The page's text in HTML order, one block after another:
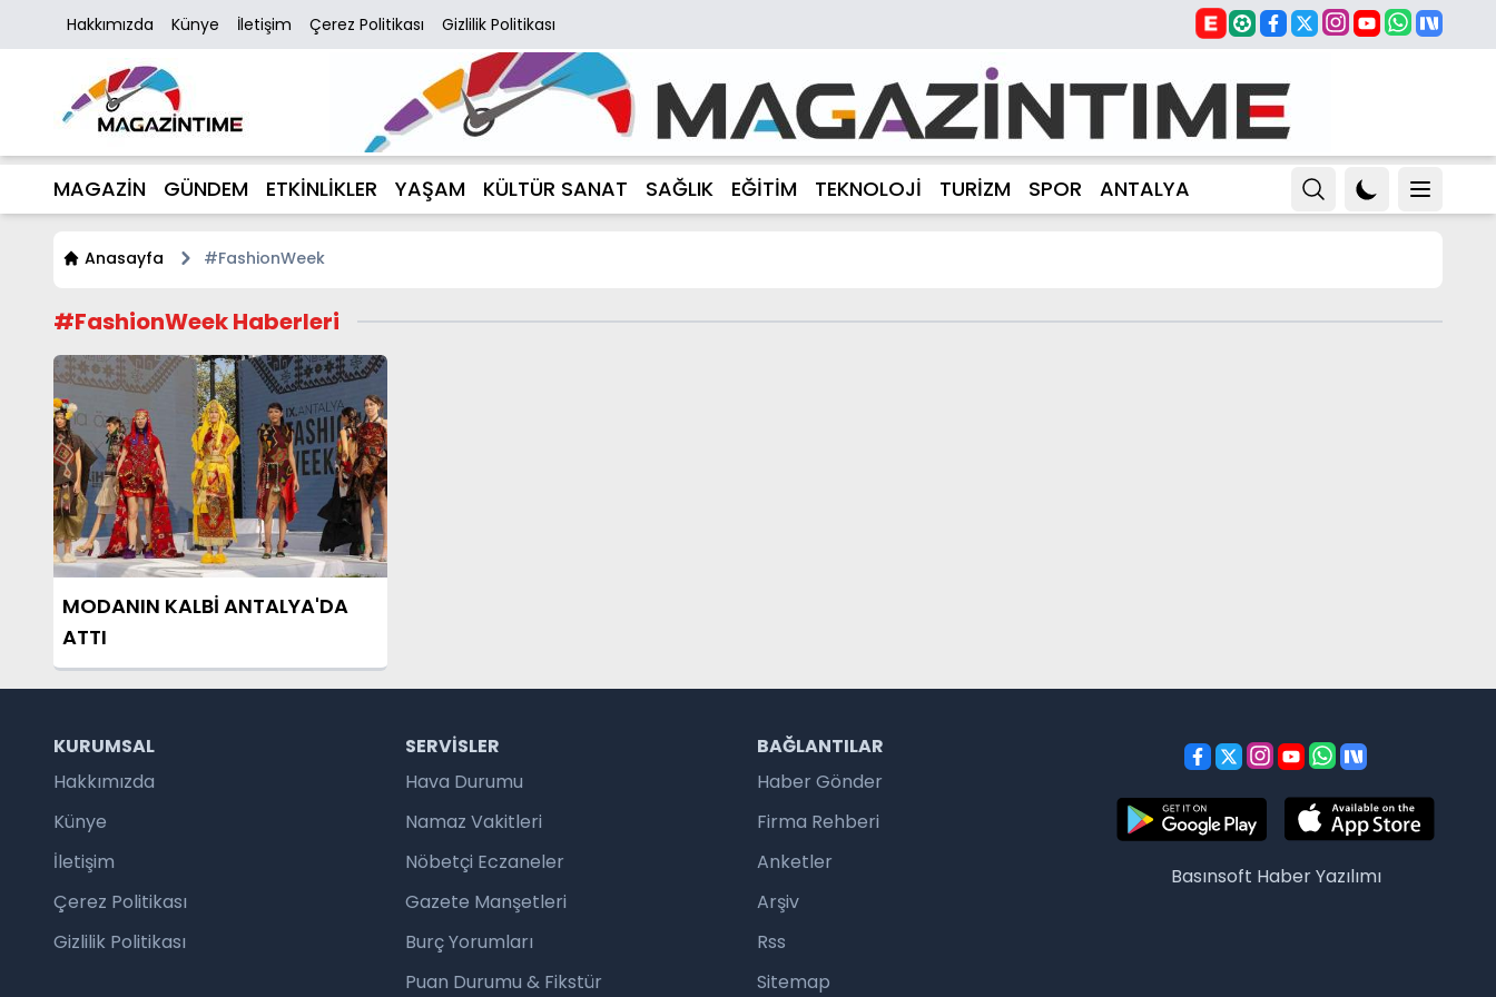
Hakkımızda Künye İletişim Çerez Politikası Gizlilik Politikası
MAGAZİN GÜNDEM ETKİNLİKLER YAŞAM KÜLTÜR SANAT SAĞLIK EĞİTİM TEKNOLOJİ TURİZM SPOR ANTALYA
Anasayfa #FashionWeek
#FashionWeek Haberleri
MODANIN KALBİ ANTALYA'DA
ATTI
KURUMSAL
Hakkımızda
Künye
İletişim
Çerez Politikası
Gizlilik Politikası
SERVISLER
Hava Durumu
Namaz Vakitleri
Nöbetçi Eczaneler
Gazete Manşetleri
Burç Yorumları
Puan Durumu & Fikstür
BAĞLANTILAR
Haber Gönder
Firma Rehberi
Anketler
Arşiv
Rss
Sitemap
Basınsoft Haber Yazılımı